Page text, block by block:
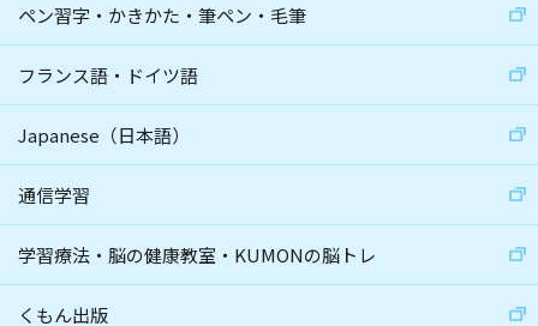
ペン習字・かきかた・筆ペン・毛筆
フランス語・ドイツ語
Japanese（日本語）
通信学習
学習療法・脳の健康教室・KUMONの脳トレ
くもん出版